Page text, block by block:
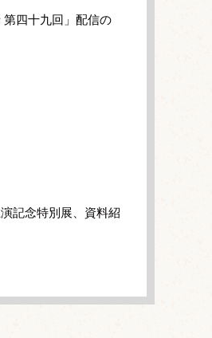
四十九回」配信の
記念特別展、資料紹